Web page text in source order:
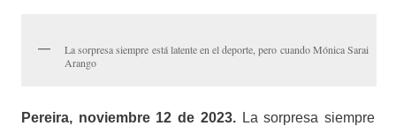
La sorpresa siempre está latente en el deporte, pero cuando Mónica Sarai
Arango
Pereira, noviembre 12 de 2023.La sorpresa siempre